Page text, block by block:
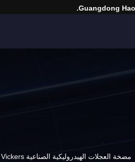
Guangdong
مضخة العجلات الهيدروليكية الصناعية GD512H120FPFUL20IN208 Vickers مضخة هيدروليكية ODM